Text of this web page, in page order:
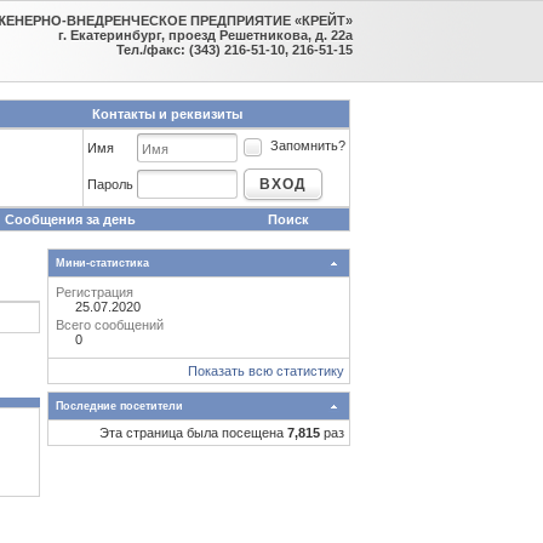
ВНЕДРЕНЧЕСКОЕ ПРЕДПРИЯТИЕ «КРЕЙТ»
г. Екатеринбург, проезд Решетникова, д. 22а
Тел./факс: (343) 216-51-10, 216-51-15
Контакты и реквизиты
Имя Запомнить?
Пароль ВХОД
Сообщения за день Поиск
Мини-статистика
Регистрация
25.07.2020
Всего сообщений
0
Показать всю статистику
Последние посетители
Эта страница была посещена 7,815раз